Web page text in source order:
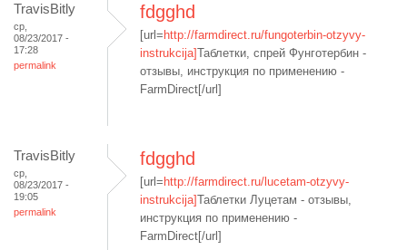
TravisBitly
ср,
08/23/2017 -
17:28
permalink
fdgghd
[url= http://farmdirect.ru/fungoterbin-otzyvy-
instrukcija]Таблетки, спрей Фунготербин -
отзывы, инструкция по применению -
FarmDirect[/url]
TravisBitly
ср,
08/23/2017 -
19:05
permalink
fdgghd
[url= http://farmdirect.ru/lucetam-otzyvy-
instrukcija]Таблетки Луцетам - отзывы,
инструкция по применению -
FarmDirect[/url]